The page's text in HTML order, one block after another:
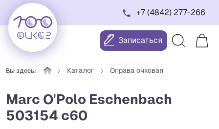
+7 (4842) 277-266
Записаться
Вы здесь: Каталог Оправа очковая
Marc O'Polo Eschenbach
503154 с60